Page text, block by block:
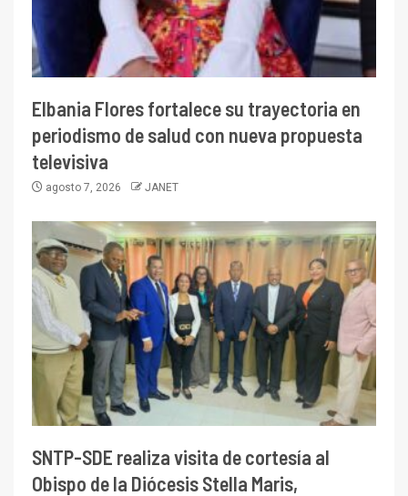
Elbania Flores fortalece su trayectoria en
periodismo de salud con nueva propuesta
televisiva
agosto 7, 2026 JANET
SNTP-SDE realiza visita de cortesía al
Obispo de la Diócesis Stella Maris,